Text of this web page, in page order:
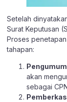
Setelah
Surat Keputusan
Proses
tahapan:​
akan
sebagai